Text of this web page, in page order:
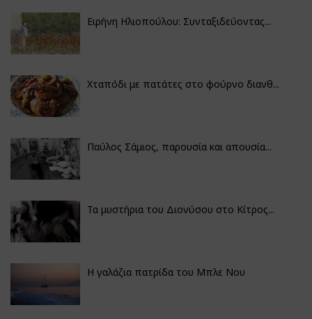
Ειρήνη Ηλιοπούλου: Συνταξιδεύοντας...
Χταπόδι με πατάτες στο φούρνο διανθ...
Παύλος Σάμιος, παρουσία και απουσία...
Τα μυστήρια του Διονύσου στο Κίτρος...
Η γαλάζια πατρίδα του Μπλε Νου